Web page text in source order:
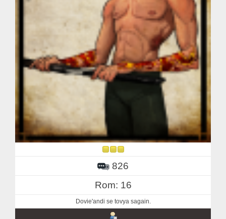
826
Rom: 16
Dovie'andi se tovya sagain.